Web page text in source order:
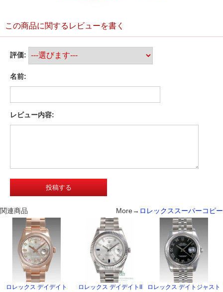
この商品に関するレビューを書く
評価:
名前:
レビュー内容:
関連商品 More→ ロレックススーパーコピー
ロレックス デイデイト
ロレックス デイデイトII
ロレックス デイトジャスト